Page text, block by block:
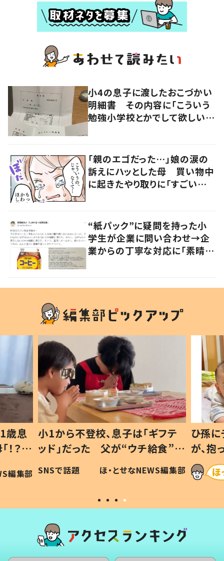
小4の息子に渡したおこづかい
明細書 その内容に「こういう
勉強小学校とかでして欲しい」
「親のエゴだった…」娘の涙の
訴えにハッとした母 買い物中
に起きたやり取りに「すごい分
“紙パック”に疑問を持った小
学生が企業に問い合わせ→企
業からの丁寧な対応に「素晴ら
歳息
？」
編集部
小1から不登校、息子は「ギフテ
ッド」だった 父が“ウチ給食”を
作り続ける理由とは #令和の親
#令和の子
SNSで話題 ほ・とせなNEWS編集部
ひ孫
が、
「涙が
い」